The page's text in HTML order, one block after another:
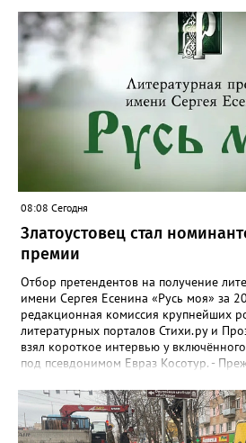
также комната для хранения
другие вспомогательные. В Веселовке
расположится на участке №58 по
на Советской, 79.
08:08 Сегодня
Златоустовец стал
премии
Отбор претендентов на получение
имени Сергея Есенина «Русь моя» за
редакционная комиссия крупнейших
литературных порталов Стихи.ру и
взял короткое интервью у
под псевдонимом Евраз Косотур. -
«Русь моя» ежегодная, её вручают в
великого русского поэта. Я о ней
подал заявку, особо ни на что не